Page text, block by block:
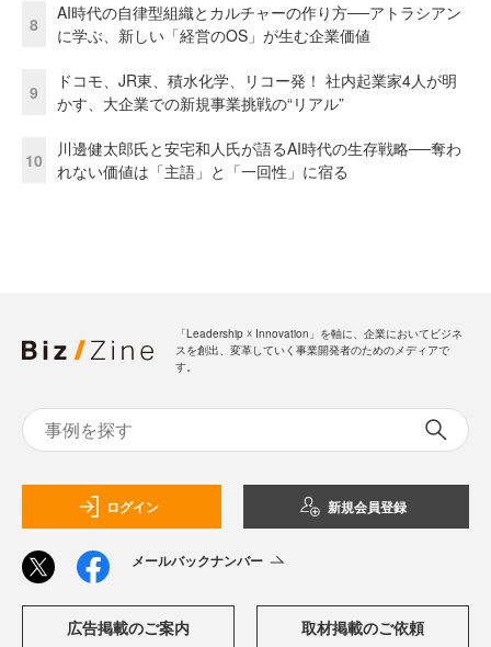
8
AI時代の自律型組織とカルチャーの作り方──アトラシアン
に学ぶ、新しい「経営のOS」が生む企業価値
9
ドコモ、JR東、積水化学、リコー発！ 社内起業家4人が明
かす、大企業での新規事業挑戦の“リアル”
10
川邊健太郎氏と安宅和人氏が語るAI時代の生存戦略──奪わ
れない価値は「主語」と「一回性」に宿る
「Leadership ☓ Innovation」を軸に、企業においてビジネ
スを創出、変革していく事業開発者のためのメディアで
す。
ログイン 新規会員登録
メールバックナンバー
広告掲載のご案内 取材掲載のご依頼